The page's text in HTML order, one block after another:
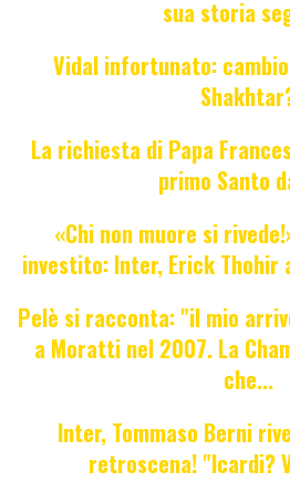
sua storia
Vidal infortunato:
La richiesta di Papa
primo Santo
«Chi non muore si
investito: Inter, Erick Thohir
Pelè si racconta: "il mio
a Moratti nel 2007. La
che...
Inter, Tommaso Berni
retroscena! "Icardi?